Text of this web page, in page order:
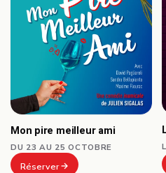
Mon pire meilleur ami
DU 23 AU 25 OCTOBRE
Réserver